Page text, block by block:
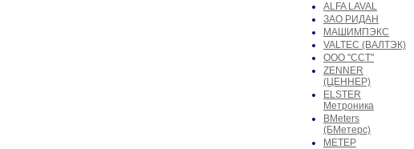
ALFA LAVAL
ЗАО РИДАН
МАШИМПЭКС
VALTEC (ВАЛТЭК)
ООО "ССТ"
ZENNER
(ЦЕННЕР)
ELSTER
Метроника
BMeters
(БМетерс)
МЕТЕР